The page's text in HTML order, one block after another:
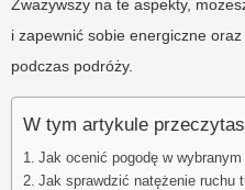
Zważywszy na te aspekty,
i zapewnić sobie energiczne
podczas podróży.
W tym artykule
Jak ocenić pogodę w
Jak sprawdzić natężenie ruchu